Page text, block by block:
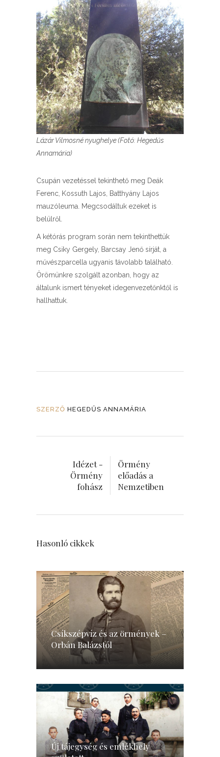
Lázár Vilmosné nyughelye (Fotó: Hegedűs
Annamária)
Csupán vezetéssel tekinthető meg Deák
Ferenc, Kossuth Lajos, Batthyány Lajos
mauzóleuma. Megcsodáltuk ezeket is
belülről.
A kétórás program során nem tekinthettük
meg Csiky Gergely, Barcsay Jenő sírját, a
művészparcella ugyanis távolabb található.
Örömünkre szolgált azonban, hogy az
általunk ismert tényeket idegenvezetőnktől is
hallhattuk.
SZERZŐ HEGEDŰS ANNAMÁRIA
Idézet -
Örmény
fohász
Örmény
előadás a
Nemzetiben
Hasonló cikkek
Csíkszépvíz és az örmények –
Orbán Balázstól
Új tájegység és emlékhely